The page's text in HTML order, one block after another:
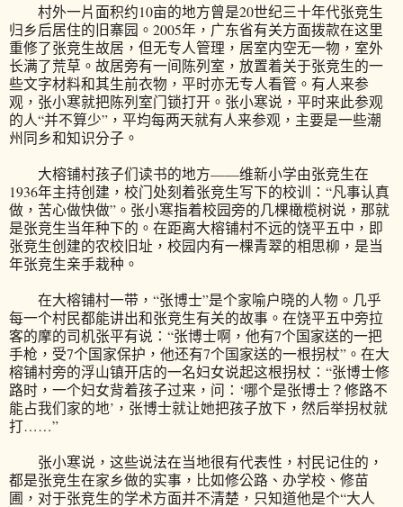
村外一片面积约10亩的地方曾是20世纪三十年代张竞生
归乡后居住的旧寨园。2005年，广东省有关方面拨款在这里
重修了张竞生故居，但无专人管理，居室内空无一物，室外
长满了荒草。故居旁有一间陈列室，放置着关于张竞生的一
些文字材料和其生前衣物，平时亦无专人看管。有人来参
观，张小寒就把陈列室门锁打开。张小寒说，平时来此参观
的人“并不算少”，平均每两天就有人来参观，主要是一些潮
州同乡和知识分子。
大榕铺村孩子们读书的地方——维新小学由张竞生在
1936年主持创建，校门处刻着张竞生写下的校训：“凡事认真
做，苦心做快做”。张小寒指着校园旁的几棵橄榄树说，那就
是张竞生当年种下的。在距离大榕铺村不远的饶平五中，即
张竞生创建的农校旧址，校园内有一棵青翠的相思柳，是当
年张竞生亲手栽种。
在大榕铺村一带，“张博士”是个家喻户晓的人物。几乎
每一个村民都能讲出和张竞生有关的故事。在饶平五中旁拉
客的摩的司机张平有说：“张博士啊，他有7个国家送的一把
手枪，受7个国家保护，他还有7个国家送的一根拐杖”。在大
榕铺村旁的浮山镇开店的一名妇女说起这根拐杖：“张博士修
路时，一个妇女背着孩子过来，问：‘哪个是张博士？修路不
能占我们家的地’，张博士就让她把孩子放下，然后举拐杖就
打……”
张小寒说，这些说法在当地很有代表性，村民记住的，
都是张竞生在家乡做的实事，比如修公路、办学校、修苗
圃，对于张竞生的学术方面并不清楚，只知道他是个“大人